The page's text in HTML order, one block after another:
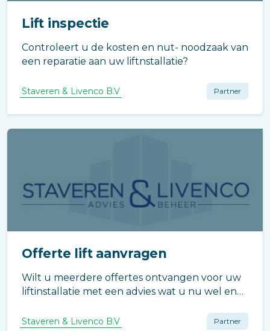
Lift inspectie
Controleert u de kosten en nut- noodzaak van
een reparatie aan uw liftnstallatie?
Staveren & Livenco B.V Partner
Offerte lift aanvragen
Wilt u meerdere offertes ontvangen voor uw
liftinstallatie met een advies wat u nu wel en
Staveren & Livenco B.V Partner